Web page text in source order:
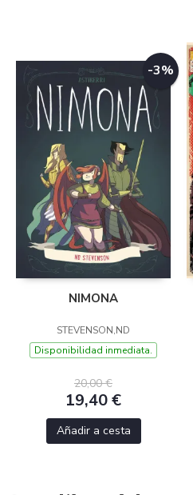
-3%
NIMONA
STEVENSON,ND
Disponibilidad inmediata.
20,00 €
19,40 €
Añadir a cesta